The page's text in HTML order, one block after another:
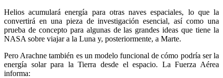
Helios acumulará energía para otras naves espaciales, lo que la
convertirá en una pieza de investigación esencial, así como una
prueba de concepto para algunas de las grandes ideas que tiene la
NASA sobre viajar a la Luna y, posteriormente, a Marte.
Pero Arachne también es un modelo funcional de cómo podría ser la
energía solar para la Tierra desde el espacio. La Fuerza Aérea
informa: